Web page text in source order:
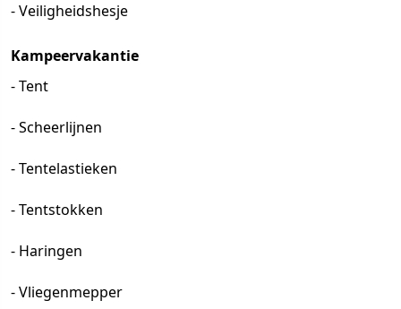
- Veiligheidshesje
Kampeervakantie
- Tent
- Scheerlijnen
- Tentelastieken
- Tentstokken
- Haringen
- Vliegenmepper